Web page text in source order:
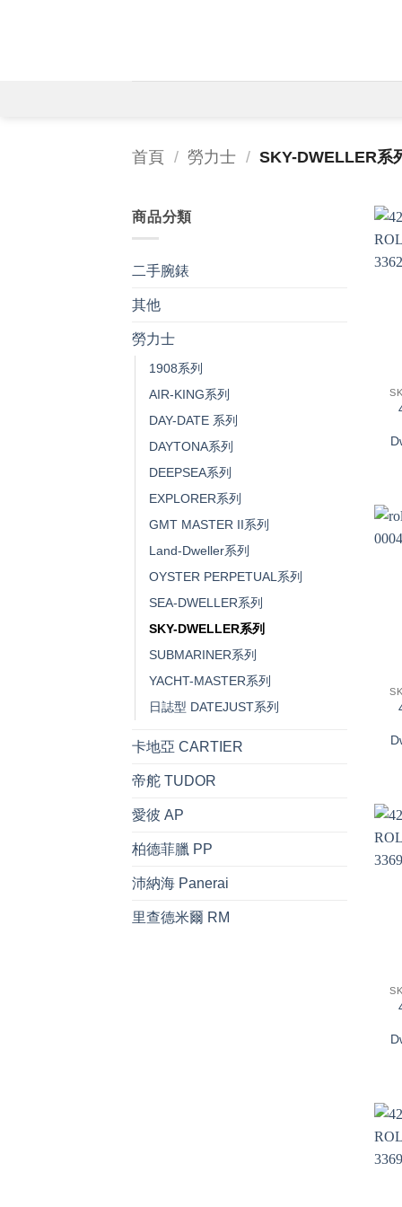
首頁 / 勞力士 / SKY-DWELLER系
商品分類
二手腕錶
其他
勞力士
1908系列
AIR-KING系列
DAY-DATE 系列
DAYTONA系列
DEEPSEA系列
EXPLORER系列
GMT MASTER II系列
Land-Dweller系列
OYSTER PERPETUAL系列
SEA-DWELLER系列
SKY-DWELLER系列
SUBMARINER系列
YACHT-MASTER系列
日誌型 DATEJUST系列
卡地亞 CARTIER
帝舵 TUDOR
愛彼 AP
柏德菲臘 PP
沛納海 Panerai
里查德米爾 RM